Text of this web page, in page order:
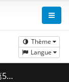
Thème
Langue
)